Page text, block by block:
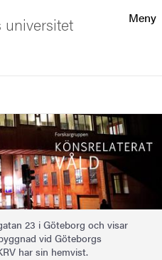
Meny
universitet
23 i Göteborg och visar
vid Göteborgs
har sin hemvist.